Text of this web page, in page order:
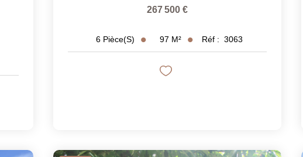
267 500 €
6 Pièce(s) 97 M² Réf : 3063